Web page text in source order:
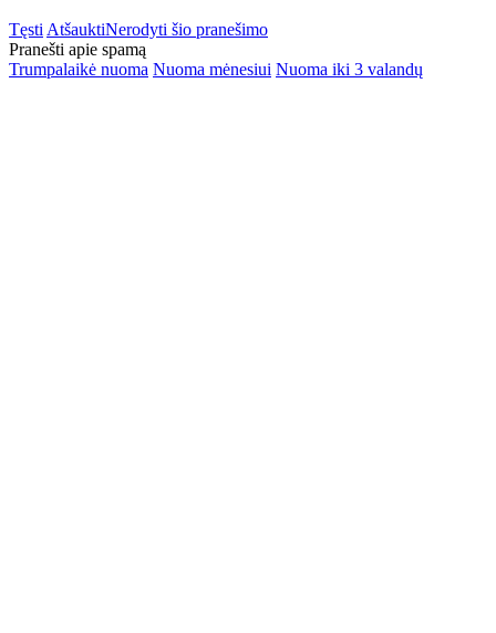
Tęsti AtšauktiNerodyti šio pranešimo
Pranešti apie spamą
Trumpalaikė nuoma Nuoma mėnesiui Nuoma iki 3 valandų